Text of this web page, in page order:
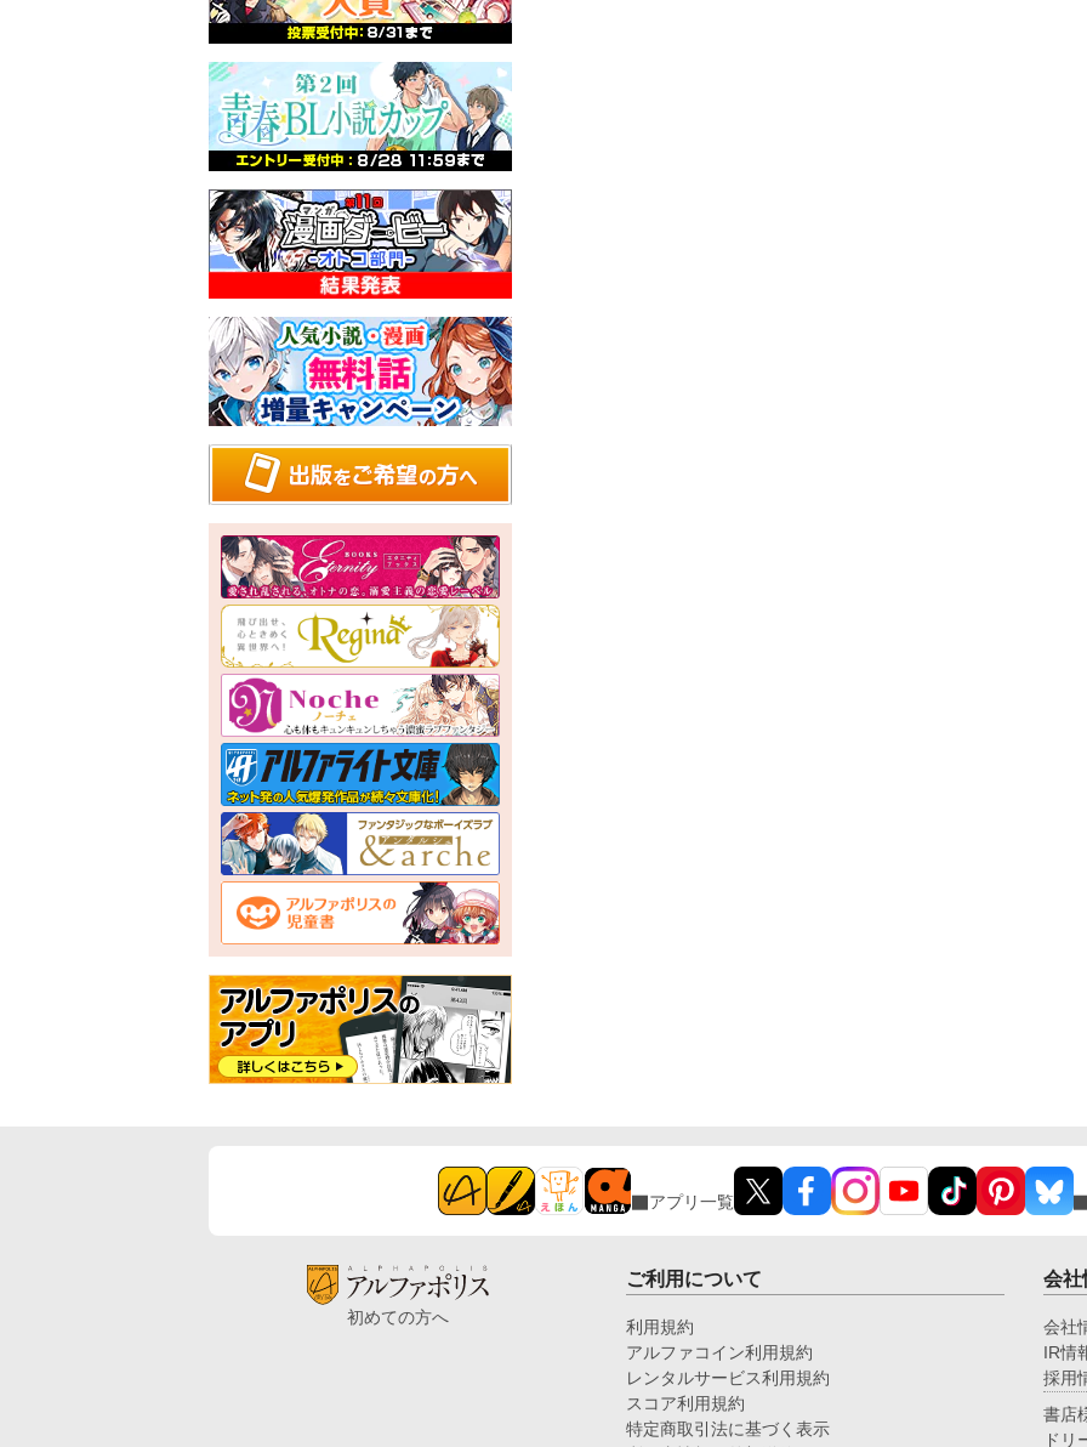
アプリ一覧
初めての方へ
ご利用について
利用規約
アルファコイン利用規約
レンタルサービス利用規約
スコア利用規約
特定商取引法に基づく表示
会社
会社
IR情
採用
書店
ドリ